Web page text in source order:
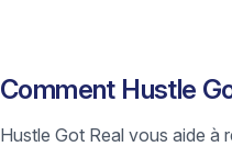
Comment Hustle
Hustle Got Real vous aide à